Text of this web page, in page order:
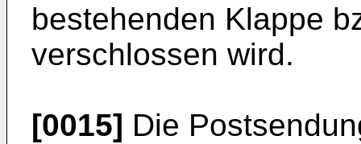
bestehenden Klappe
verschlossen wird.
[0015] Die